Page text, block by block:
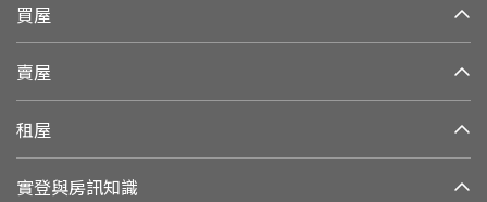
買屋
賣屋
租屋
實登與房訊知識